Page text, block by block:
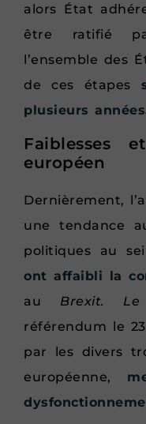
alors État
être ratifié
l’ensemble des
de ces étapes
plusieurs
Faiblesses
européen
Dernièrement,
une tendance
politiques au
ont affaibli la
au Brexit. Le
référendum le
par les divers
européenne,